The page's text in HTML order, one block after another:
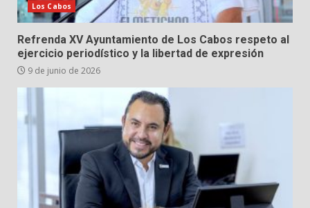
Los Cabos
Refrenda XV Ayuntamiento de Los Cabos respeto al
ejercicio periodístico y la libertad de expresión
9 de junio de 2026